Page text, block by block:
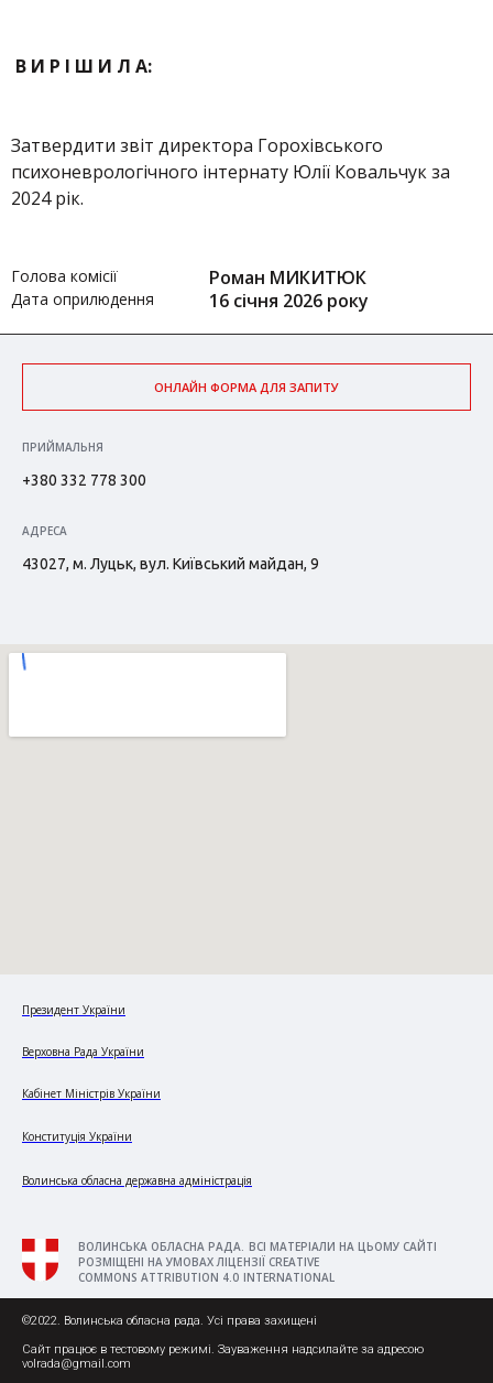
В И Р І Ш И Л А:
Затвердити звіт директора Горохівського
психоневрологічного інтернату Юлії Ковальчук за
2024 рік.
Голова комісії Роман МИКИТЮК
Дата оприлюдення 16 січня 2026 року
ОНЛАЙН ФОРМА ДЛЯ ЗАПИТУ
ПРИЙМАЛЬНЯ
+380 332 778 300
АДРЕСА
43027, м. Луцьк, вул. Київський майдан, 9
Президент України
Верховна Рада України
Кабінет Міністрів України
Конституція України
Волинська обласна державна адміністрація
ВОЛИНСЬКА ОБЛАСНА РАДА. ВСІ МАТЕРІАЛИ НА ЦЬОМУ САЙТІ
РОЗМІЩЕНІ НА УМОВАХ ЛІЦЕНЗІЇ CREATIVE
COMMONS ATTRIBUTION 4.0 INTERNATIONAL
©2022. Волинська обласна рада. Усі права захищені
Сайт працює в тестовому режимі. Зауваження надсилайте за адресою
volrada@gmail.com